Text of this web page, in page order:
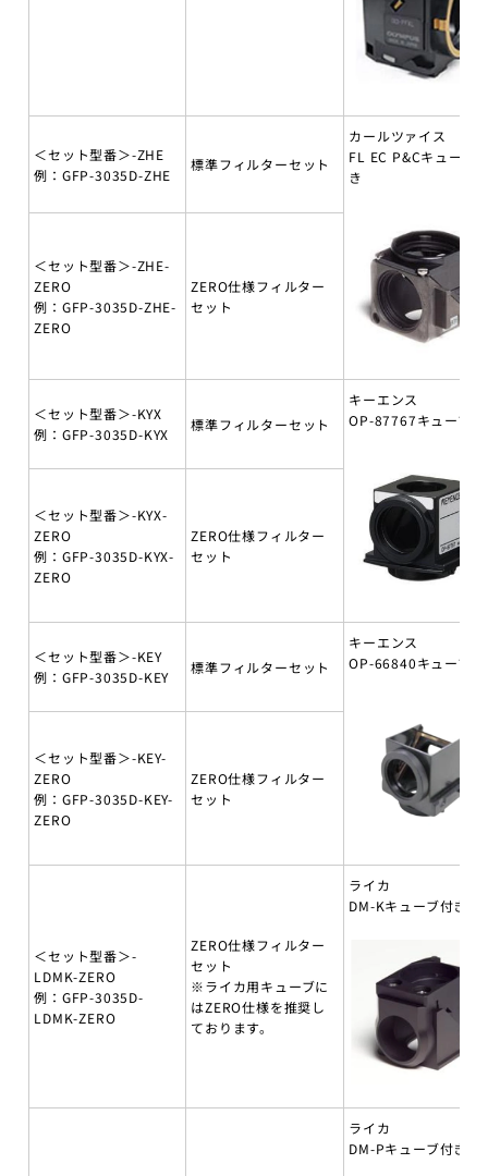
＜セット型番＞-ZHE
例：GFP-3035D-ZHE
標準フィルターセット
カールツァイス
FL EC P&Cキューブ
き
＜セット型番＞-ZHE-
ZERO
例：GFP-3035D-ZHE-
ZERO
ZERO仕様フィルター
セット
＜セット型番＞-KYX
例：GFP-3035D-KYX
標準フィルターセット
キーエンス
OP-87767キューブ付
＜セット型番＞-KYX-
ZERO
例：GFP-3035D-KYX-
ZERO
ZERO仕様フィルター
セット
＜セット型番＞-KEY
例：GFP-3035D-KEY
標準フィルターセット
キーエンス
OP-66840キューブ付
＜セット型番＞-KEY-
ZERO
例：GFP-3035D-KEY-
ZERO
ZERO仕様フィルター
セット
＜セット型番＞-
LDMK-ZERO
例：GFP-3035D-
LDMK-ZERO
ZERO仕様フィルター
セット
※ライカ用キューブに
はZERO仕様を推奨し
ております。
ライカ
DM-Kキューブ付き
ライカ
DM-Pキューブ付き